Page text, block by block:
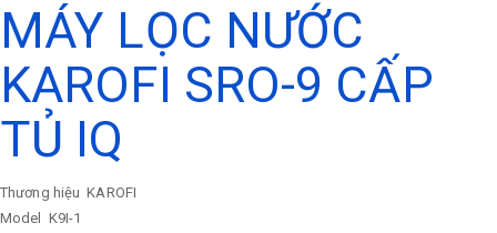
MÁY LỌC NƯỚC
KAROFI SRO-9 CẤP
TỦ IQ
Thương hiệu KAROFI
Model K9I-1